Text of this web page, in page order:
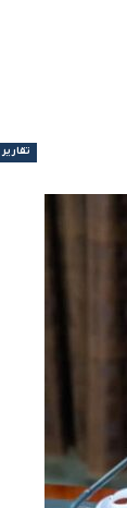
تقارير